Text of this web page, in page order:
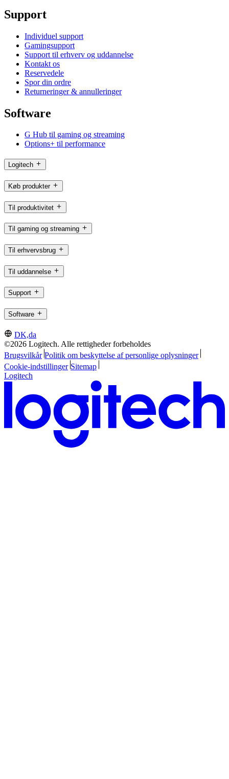
Support
Individuel support
Gamingsupport
Support til erhverv og uddannelse
Kontakt os
Reservedele
Spor din ordre
Returneringer & annulleringer
Software
G Hub til gaming og streaming
Options+ til performance
Logitech
Køb produkter
Til produktivitet
Til gaming og streaming
Til erhvervsbrug
Til uddannelse
Support
Software
DK,da
©2026 Logitech. Alle rettigheder forbeholdes
Brugsvilkår Politik om beskyttelse af personlige oplysninger
Cookie-indstillinger Sitemap
Logitech